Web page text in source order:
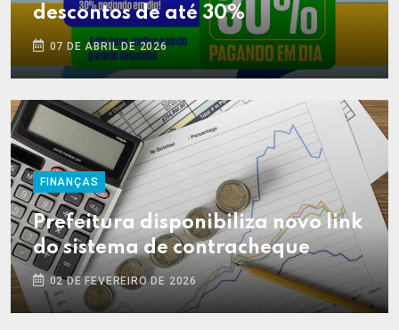
descontos de até 30%
07 DE ABRIL DE 2026
FINANÇAS
Prefeitura disponibiliza novo link
do sistema de contracheque
02 DE FEVEREIRO DE 2026